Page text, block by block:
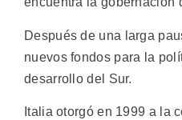
Después de una larga
nuevos fondos para la
desarrollo del Sur.
Italia otorgó en 1999 a la